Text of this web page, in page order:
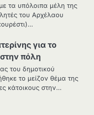
τα υπόλοιπα μέλη της
του Αρχέλαου
για το
πόλη
του δημοτικού
το μείζον θέμα της
κάτοικους στην…